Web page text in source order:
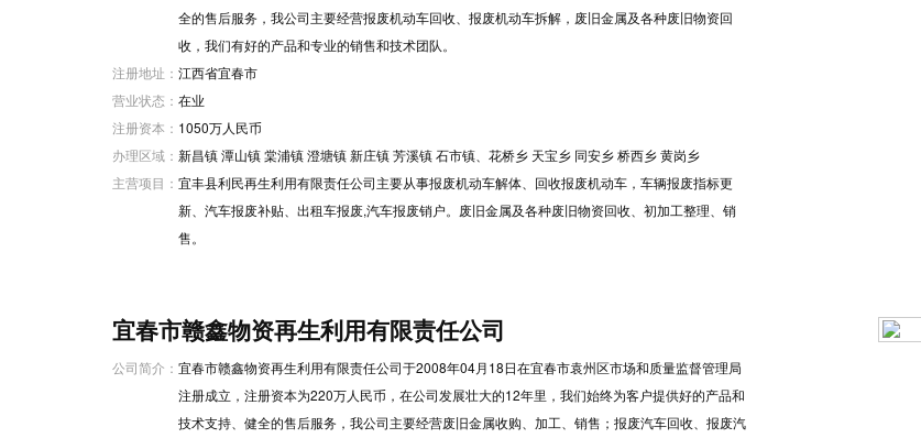
全的售后服务，我公司主要经营报废机动车回收、报废机动车拆解，废旧金属及各种废旧物资回
收，我们有好的产品和专业的销售和技术团队。
注册地址： 江西省宜春市
营业状态： 在业
注册资本： 1050万人民币
办理区域： 新昌镇 潭山镇 棠浦镇 澄塘镇 新庄镇 芳溪镇 石市镇、花桥乡 天宝乡 同安乡 桥西乡 黄岗乡
主营项目： 宜丰县利民再生利用有限责任公司主要从事报废机动车解体、回收报废机动车，车辆报废指标更
新、汽车报废补贴、出租车报废,汽车报废销户。废旧金属及各种废旧物资回收、初加工整理、销
售。
宜春市赣鑫物资再生利用有限责任公司
公司简介： 宜春市赣鑫物资再生利用有限责任公司于2008年04月18日在宜春市袁州区市场和质量监督管理局
注册成立，注册资本为220万人民币，在公司发展壮大的12年里，我们始终为客户提供好的产品和
技术支持、健全的售后服务，我公司主要经营废旧金属收购、加工、销售；报废汽车回收、报废汽